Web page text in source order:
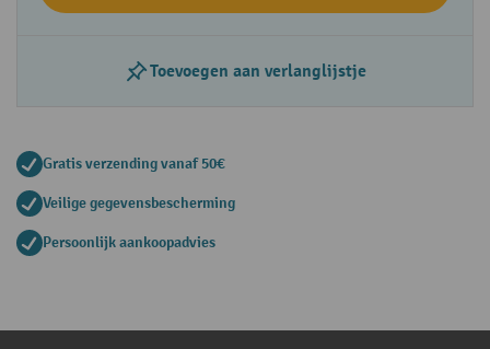
Toevoegen aan verlanglijstje
Gratis verzending vanaf 50€
Veilige gegevensbescherming
Persoonlijk aankoopadvies